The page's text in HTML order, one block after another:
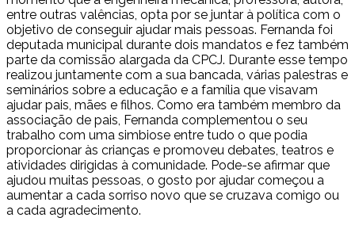
entre outras valências, opta por se juntar à política com o
objetivo de conseguir ajudar mais pessoas. Fernanda foi
deputada municipal durante dois mandatos e fez também
parte da comissão alargada da CPCJ. Durante esse tempo
realizou juntamente com a sua bancada, várias palestras e
seminários sobre a educação e a família que visavam
ajudar pais, mães e filhos. Como era também membro da
associação de pais, Fernanda complementou o seu
trabalho com uma simbiose entre tudo o que podia
proporcionar às crianças e promoveu debates, teatros e
atividades dirigidas à comunidade. Pode-se afirmar que
ajudou muitas pessoas, o gosto por ajudar começou a
aumentar a cada sorriso novo que se cruzava comigo ou
a cada agradecimento.